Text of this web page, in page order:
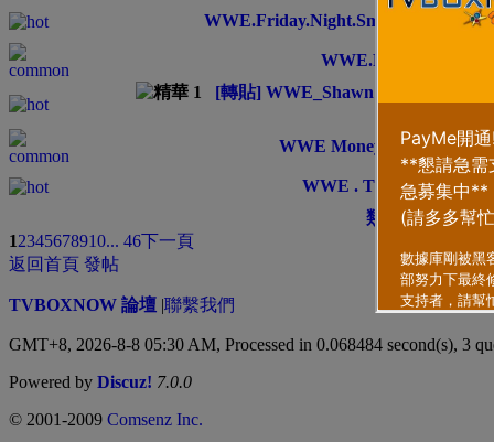
WWE.Raw.11.26.12
[轉貼] WWE_Shawn Michaels
WWE Money in the Bank
WWE . T L C . 2012
類型
排序方式
12345678910... 46下一頁
返回首頁 發帖
TVBOXNOW 論壇 |聯繫我們
GMT+8, 2026-8-8 05:30 AM, Processed in 0.068484 second(s), 3
Powered by Discuz! 7.0.0
© 2001-2009 Comsenz Inc.